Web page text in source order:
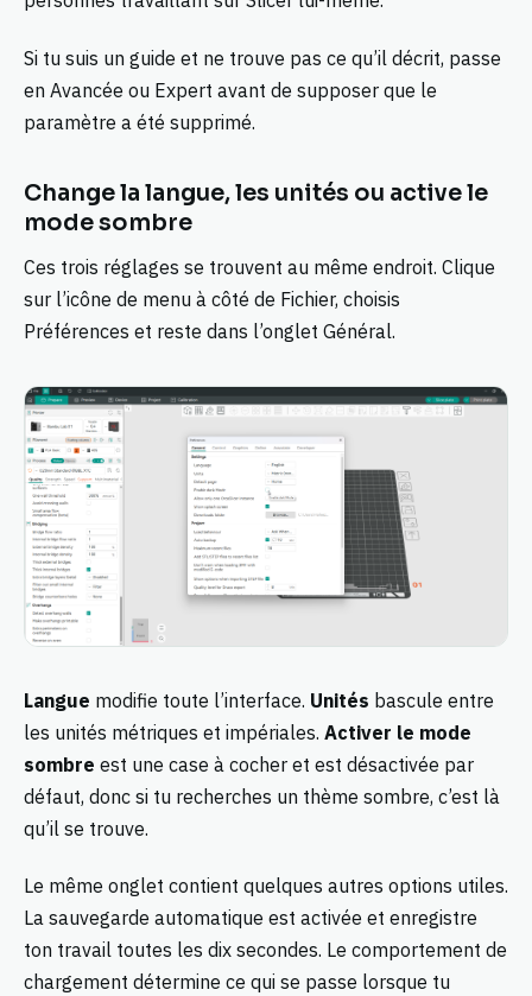
Si tu suis un guide et ne trouve pas ce qu’il décrit, passe
en Avancée ou Expert avant de supposer que le
paramètre a été supprimé.
Change la langue, les unités ou active le
mode sombre
Ces trois réglages se trouvent au même endroit. Clique
sur l’icône de menu à côté de Fichier, choisis
Préférences et reste dans l’onglet Général.
Langue modifie toute l’interface. Unités bascule entre
les unités métriques et impériales. Activer le mode
sombre est une case à cocher et est désactivée par
défaut, donc si tu recherches un thème sombre, c’est là
qu’il se trouve.
Le même onglet contient quelques autres options utiles.
La sauvegarde automatique est activée et enregistre
ton travail toutes les dix secondes. Le comportement de
chargement détermine ce qui se passe lorsque tu